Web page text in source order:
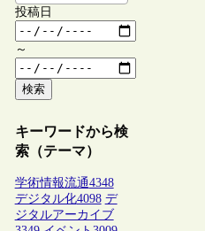
投稿日
～
検索
キーワードから検
索（テーマ）
学術情報流通4348
デジタル化4098 デ
ジタルアーカイブ